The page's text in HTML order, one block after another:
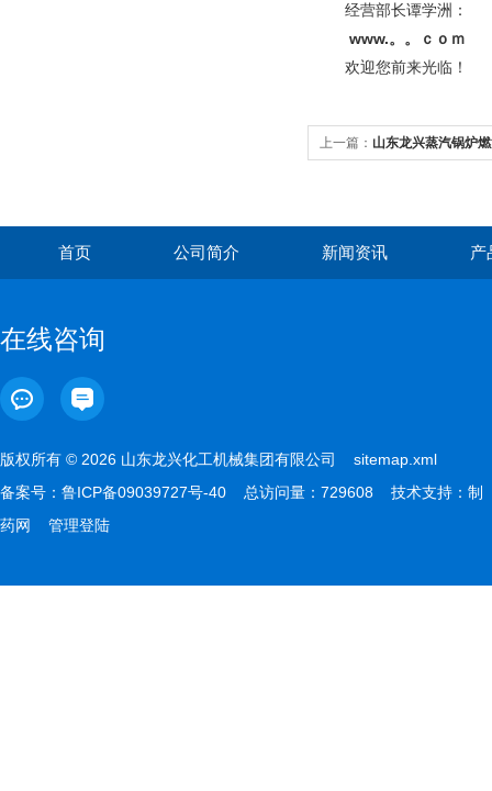
经营部长谭学洲：
www.。。ｃｏｍ
欢迎您前来光临！
上一篇： 山东龙兴蒸汽锅炉
首页 公司简介 新闻资讯 产
在线咨询
版权所有 © 2026 山东龙兴化工机械集团有限公司 sitemap.xml
备案号： 鲁ICP备09039727号-40 总访问量：729608 技术支持： 制
药网
管理登陆